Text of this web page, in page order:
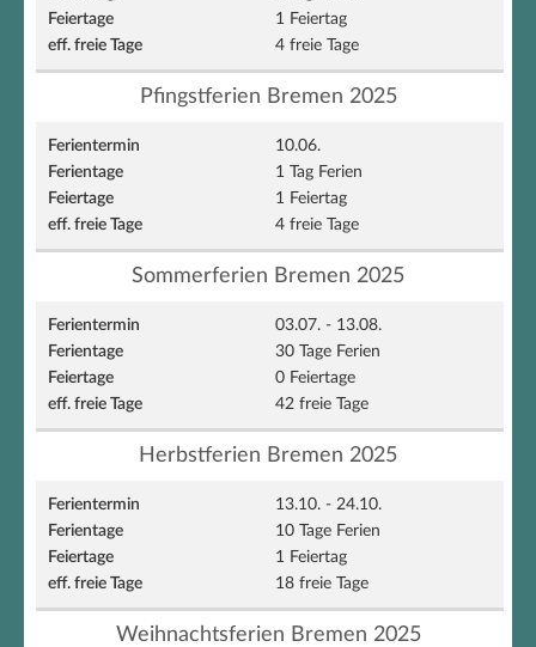
1 Feiertag
4 freie Tage
Pfingstferien Bremen 2025
10.06.
1 Tag Ferien
1 Feiertag
4 freie Tage
Sommerferien Bremen 2025
03.07. - 13.08.
30 Tage Ferien
0 Feiertage
42 freie Tage
Herbstferien Bremen 2025
13.10. - 24.10.
10 Tage Ferien
1 Feiertag
18 freie Tage
Weihnachtsferien Bremen 2025